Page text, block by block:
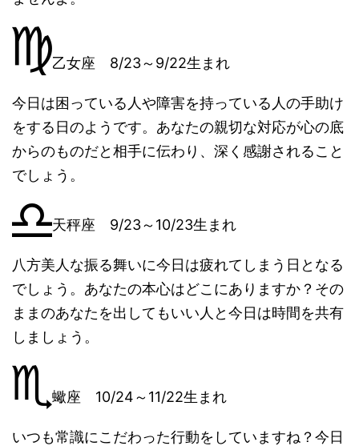
乙女座 8/23～9/22生まれ
今日は困っている人や障害を持っている人の手助け
をする日のようです。あなたの親切な対応が心の底
からのものだと相手に伝わり、深く感謝されること
でしょう。
天秤座 9/23～10/23生まれ
八方美人な振る舞いに今日は疲れてしまう日となる
でしょう。あなたの本心はどこにありますか？その
ままのあなたを出してもいい人と今日は時間を共有
しましょう。
蠍座 10/24～11/22生まれ
いつも常識にこだわった行動をしていますね？今日